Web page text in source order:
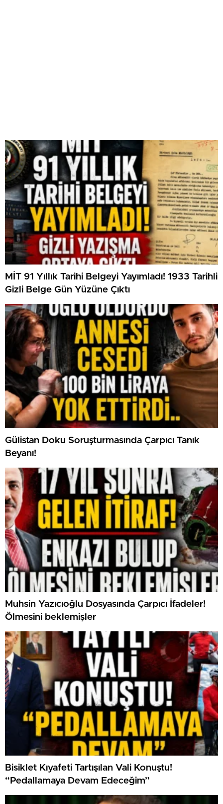
MİT 91 Yıllık Tarihi Belgeyi Yayımladı! 1933 Tarihli
Gizli Belge Gün Yüzüne Çıktı
Gülistan Doku Soruşturmasında Çarpıcı Tanık
Beyanı!
Muhsin Yazıcıoğlu Dosyasında Çarpıcı İfadeler!
Ölmesini beklemişler
Bisiklet Kıyafeti Tartışılan Vali Konuştu!
“Pedallamaya Devam Edeceğim”